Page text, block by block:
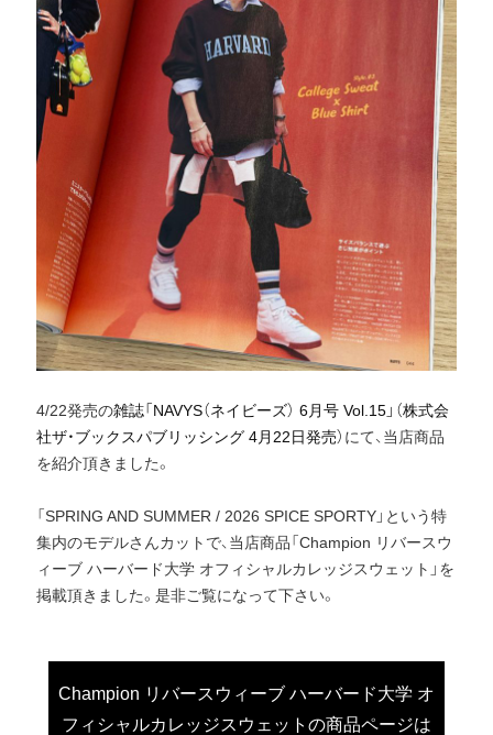
4/22発売の雑誌「NAVYS（ネイビーズ） 6月号 Vol.15」（株式会
社ザ・ブックスパブリッシング 4月22日発売） にて、当店商品
を紹介頂きました。
「SPRING AND SUMMER / 2026 SPICE SPORTY」という特
集内のモデルさんカットで、当店商品「Champion リバースウ
ィーブ ハーバード大学 オフィシャルカレッジスウェット」を
掲載頂きました。是非ご覧になって下さい。
Champion リバースウィーブ ハーバード大学 オ
フィシャルカレッジスウェットの商品ページは